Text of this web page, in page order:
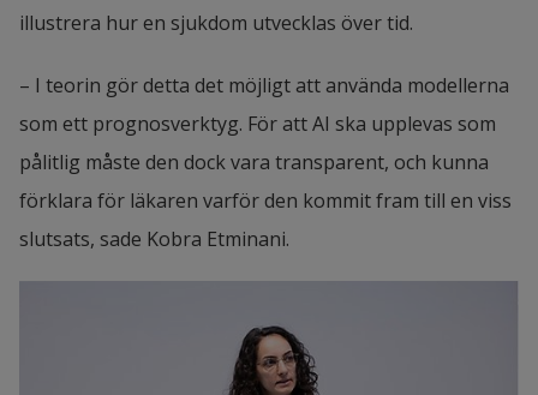
illustrera hur en sjukdom utvecklas över tid.
– I teorin gör detta det möjligt att använda modellerna
som ett prognosverktyg. För att AI ska upplevas som
pålitlig måste den dock vara transparent, och kunna
förklara för läkaren varför den kommit fram till en viss
slutsats, sade Kobra Etminani.